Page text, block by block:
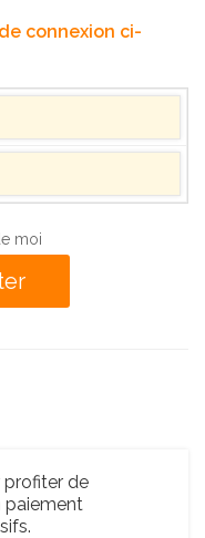
connexion ci-
moi
de
paiement